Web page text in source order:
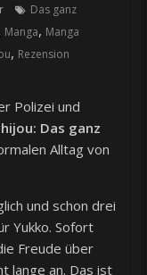
Das ganz
Manga, Manga
, Rezension
Polizei und
Das ganz
Alltag von
und schon drei
Yukko. Sofort
Freude über
lange an. Das ist